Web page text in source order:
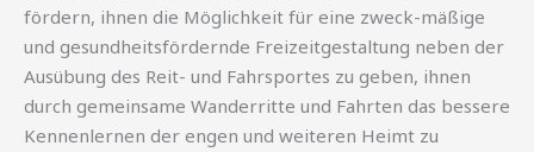
fördern, ihnen die Möglichkeit für eine zweck-mäßige
und gesundheitsfördernde Freizeitgestaltung neben der
Ausübung des Reit- und Fahrsportes zu geben, ihnen
durch gemeinsame Wanderritte und Fahrten das bessere
Kennenlernen der engen und weiteren Heimt zu